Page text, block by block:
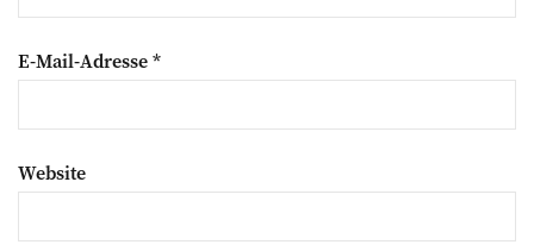
E-Mail-Adresse*
Website